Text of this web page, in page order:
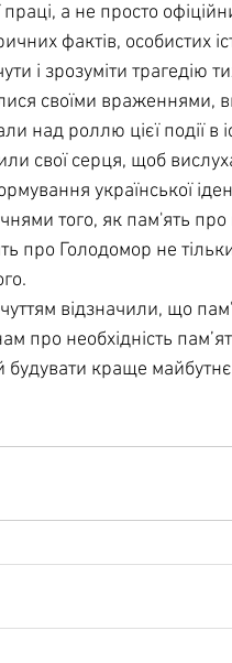
праці, а не просто
фактів, особистих
і зрозуміти трагедію
своїми враженнями,
над роллю цієї події в
свої серця, щоб
української
того, як пам'ять
про Голодомор не
відзначили, що
про необхідність
краще майбутнє